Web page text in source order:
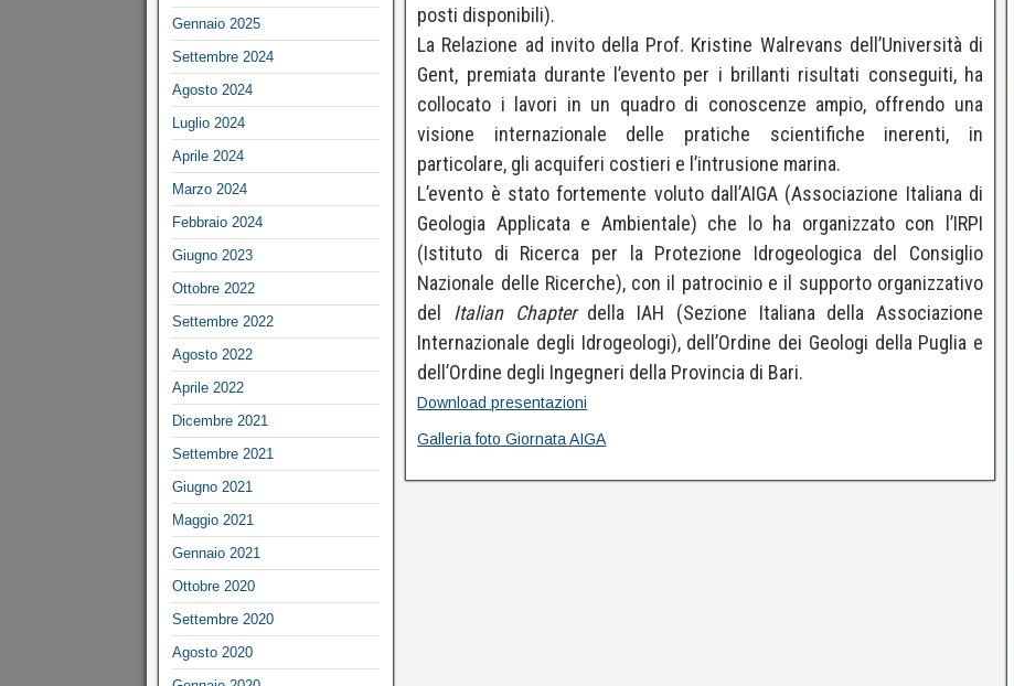
posti disponibili).
La Relazione ad invito della Prof. Kristine Walrevans dell’Università di
Gent, premiata durante l’evento per i brillanti risultati conseguiti, ha
collocato i lavori in un quadro di conoscenze ampio, offrendo una
visione internazionale delle pratiche scientifiche inerenti, in
particolare, gli acquiferi costieri e l’intrusione marina.
L’evento è stato fortemente voluto dall’AIGA (Associazione Italiana di
Geologia Applicata e Ambientale) che lo ha organizzato con l’IRPI
(Istituto di Ricerca per la Protezione Idrogeologica del Consiglio
Nazionale delle Ricerche), con il patrocinio e il supporto organizzativo
del Italian Chapterdella IAH (Sezione Italiana della Associazione
Internazionale degli Idrogeologi), dell’Ordine dei Geologi della Puglia e
dell’Ordine degli Ingegneri della Provincia di Bari.
Download presentazioni
Galleria foto Giornata AIGA
Gennaio 2025
Settembre 2024
Agosto 2024
Luglio 2024
Aprile 2024
Marzo 2024
Febbraio 2024
Giugno 2023
Ottobre 2022
Settembre 2022
Agosto 2022
Aprile 2022
Dicembre 2021
Settembre 2021
Giugno 2021
Maggio 2021
Gennaio 2021
Ottobre 2020
Settembre 2020
Agosto 2020